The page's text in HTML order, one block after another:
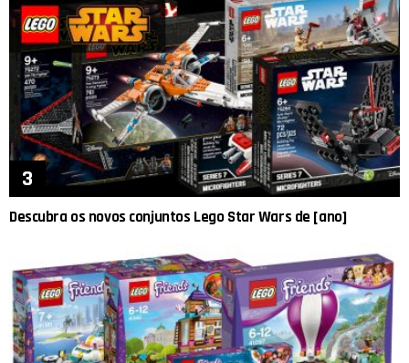
Descubra os novos conjuntos Lego Star Wars de [ano]